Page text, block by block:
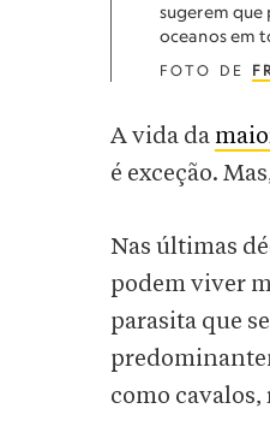
sugerem que
oceanos em
FOTO DE
A vida da
é exceção.
Nas últimas
podem viver
parasita que
como cavalos,